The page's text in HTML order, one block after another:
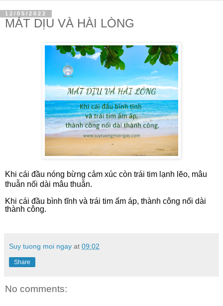
12/05/2022
MÁT DỊU VÀ HÀI LÒNG
Khi cái đầu nóng bừng cảm xúc còn trái tim lạnh lẽo, mâu
thuẫn nối dài mâu thuẫn.
Khi cái đầu bình tĩnh và trái tim ấm áp, thành công nối dài
thành công.
Suy tuong moi ngay at 09:02
Share
No comments: